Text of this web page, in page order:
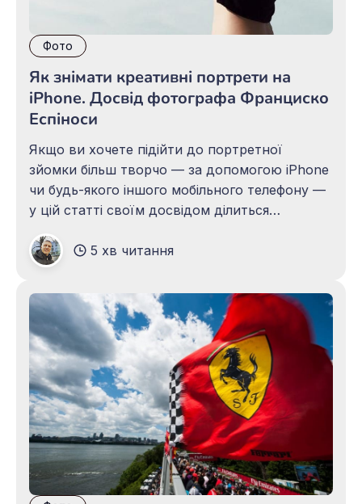
Фото
Як знімати креативні портрети на
iPhone. Досвід фотографа Франциско
Еспіноси
Якщо ви хочете підійти до портретної
зйомки більш творчо — за допомогою iPhone
чи будь-якого іншого мобільного телефону —
у цій статті своїм досвідом ділиться
Мексики. Він використовує цікавий реквізит
та нестандартні пози, щоб створювати
унікальні портрети людей. У цьому інтерв’ю
ви дізнаєтесь більше про
5 хв читання